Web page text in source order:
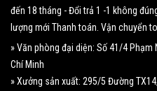
đến 18 tháng - Đổi trả 1 -1 không
lượng mới Thanh toán. Vận chuyển
» Văn phòng đại diện: Số 41/4 Phạm
Chí Minh
» Xưởng sản xuất: 295/5 Đường